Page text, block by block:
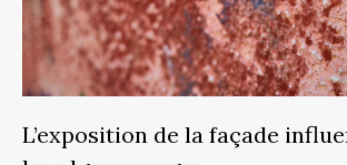
L’exposition de la façade